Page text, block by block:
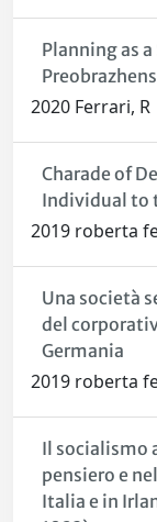
Planning as
2020 Ferrari, R
Charade of
Individual to
2019 roberta
Una società
del
Germania
2019 roberta
Il socialismo
pensiero e
Italia e in